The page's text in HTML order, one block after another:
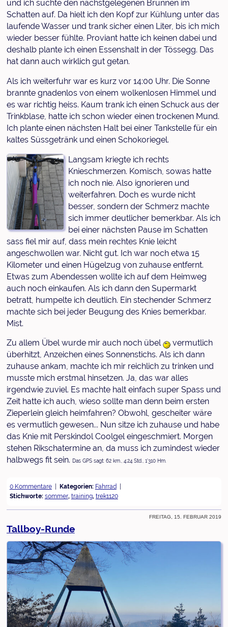
und ich suchte den nächstgelegenen Brunnen im
Schatten auf. Da hielt ich den Kopf zur Kühlung unter das
laufende Wasser und trank sicher einen Liter, bis ich mich
wieder besser fühlte. Proviant hatte ich keinen dabei und
deshalb plante ich einen Essenshalt in der Tössegg. Das
hat dann auch wirklich gut getan.
Als ich weiterfuhr war es kurz vor 14:00 Uhr. Die Sonne
brannte gnadenlos von einem wolkenlosen Himmel und
es war richtig heiss. Kaum trank ich einen Schuck aus der
Trinkblase, hatte ich schon wieder einen trockenen Mund.
Ich plante einen nächsten Halt bei einer Tankstelle für ein
kaltes Süssgetränk und einen Schokoriegel.
Langsam kriegte ich rechts
Knieschmerzen. Komisch, sowas hatte
ich noch nie. Also ignorieren und
weiterfahren. Doch es wurde nicht
besser, sondern der Schmerz machte
sich immer deutlicher bemerkbar. Als ich
bei einer nächsten Pause im Schatten
sass fiel mir auf, dass mein rechtes Knie leicht
angeschwollen war. Nicht gut. Ich war noch etwa 15
Kilometer und einen Hügelzug von zuhause entfernt.
Etwas zum Abendessen wollte ich auf dem Heimweg
auch noch einkaufen. Als ich dann den Supermarkt
betratt, humpelte ich deutlich. Ein stechender Schmerz
machte sich bei jeder Beugung des Knies bemerkbar.
Mist.
Zu allem Übel wurde mir auch noch übel
vermutlich
überhitzt, Anzeichen eines Sonnenstichs. Als ich dann
zuhause ankam, machte ich mir reichlich zu trinken und
musste mich erstmal hinsetzen. Ja, das war alles
irgendwie zuviel. Es machte halt einfach super Spass und
Zeit hatte ich auch, wieso sollte man denn beim ersten
Zieperlein gleich heimfahren? Obwohl, gescheiter wäre
es vermutlich gewesen... Nun sitze ich zuhause und habe
das Knie mit Perskindol Coolgel eingeschmiert. Morgen
stehen Rikschatermine an, da muss ich zumindest wieder
halbwegs fit sein. Das GPS sagt: 62 km., 4:24 Std., 1'310 Hm.
0 Kommentare Kategorien: Fahrrad
Stichworte: sommer, training, trek1120
Freitag, 15. Februar 2019
Tallboy-Runde